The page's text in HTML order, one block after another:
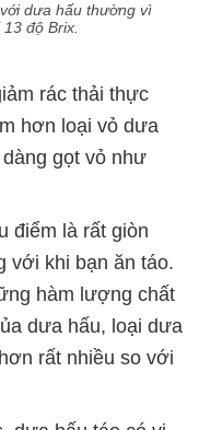
dưa hấu thường vì
độ Brix.
rác thải thực
hơn loại vỏ dưa
gọt vỏ như
điểm là rất giòn
với khi bạn ăn táo.
hàm lượng chất
dưa hấu, loại dưa
rất nhiều so với